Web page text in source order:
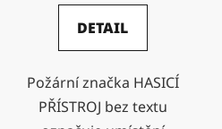
DETAIL
Požární značka HASICÍ
PŘÍSTROJ bez textu